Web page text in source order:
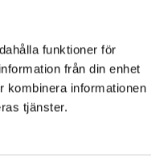
funktioner för
från din enhet
kombinera informationen
tjänster.